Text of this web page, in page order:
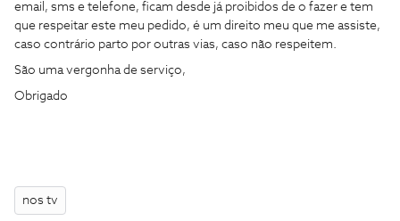
email, sms e telefone, ficam desde já proibidos de o fazer e tem
que respeitar este meu pedido, é um direito meu que me assiste,
caso contrário parto por outras vias, caso não respeitem.
São uma vergonha de serviço,
Obrigado
nos tv